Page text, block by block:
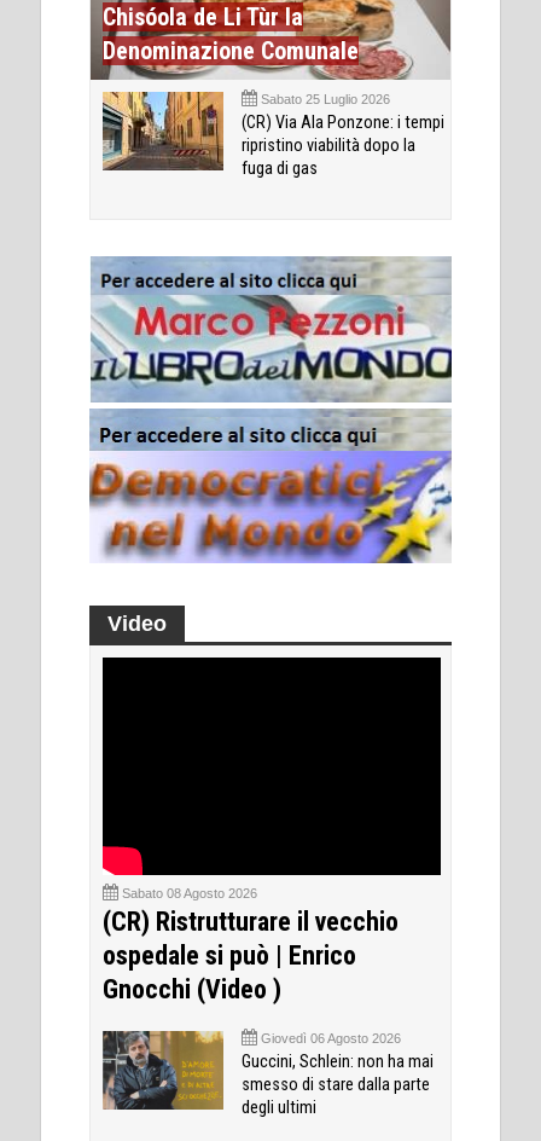
Chisóola de Li Tùr la
Denominazione Comunale
Sabato 25 Luglio 2026
(CR) Via Ala Ponzone: i tempi
ripristino viabilità dopo la
fuga di gas
Video
Sabato 08 Agosto 2026
(CR) Ristrutturare il vecchio
ospedale si può | Enrico
Gnocchi (Video )
Giovedì 06 Agosto 2026
Guccini, Schlein: non ha mai
smesso di stare dalla parte
degli ultimi